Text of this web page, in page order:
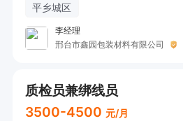
平乡城区
李经理
邢台市鑫园包装材料有限公司
质检员兼绑线员
3500-4500 元/月